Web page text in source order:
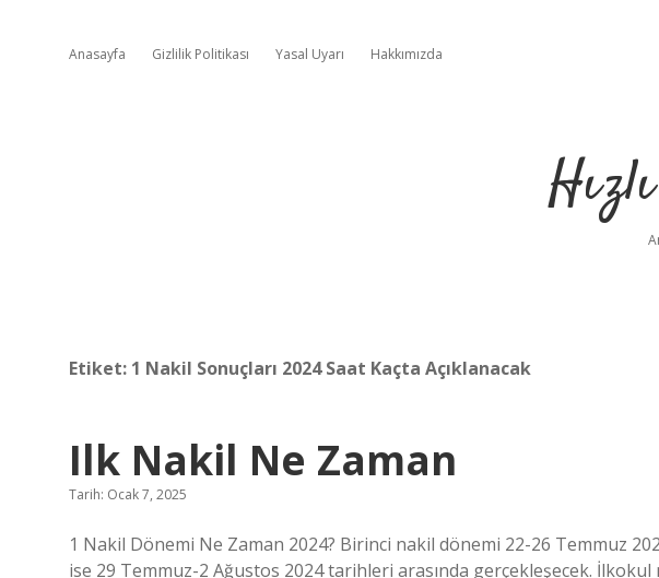
Anasayfa Gizlilik Politikası Yasal Uyarı Hakkımızda
Etiket: 1 Nakil Sonuçları 2024 Saat Kaçta Açıklanacak
Ilk Nakil Ne Zaman
Tarih: Ocak 7, 2025
1 Nakil Dönemi Ne Zaman 2024? Birinci nakil dönemi 22-26 Temmuz
ise 29 Temmuz-2 Ağustos 2024 tarihleri ​​arasında gerçekleşecek.